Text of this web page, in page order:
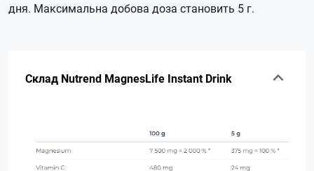
дня. Максимальна добова доза становить 5 г.
Склад Nutrend MagnesLife Instant Drink